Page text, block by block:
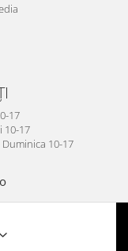
17
10-17
10-17